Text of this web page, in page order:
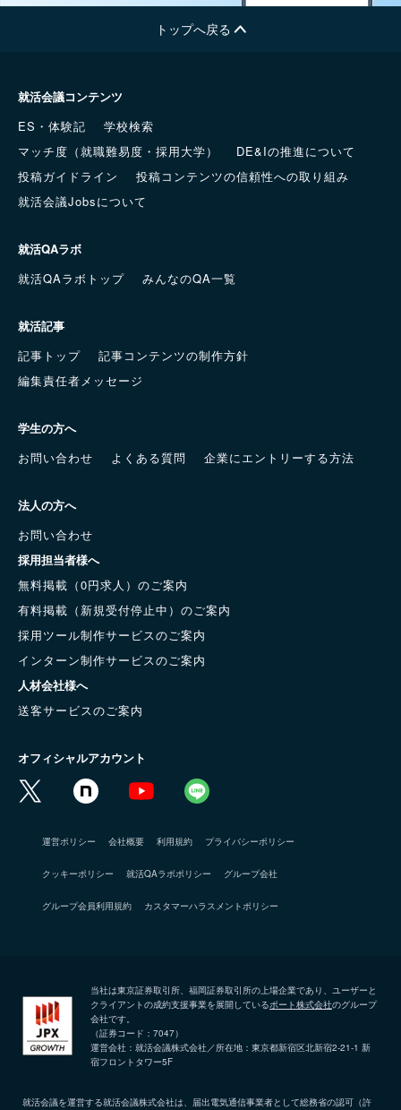
トップへ戻る
就活会議コンテンツ
ES・体験記
学校検索
マッチ度（就職難易度・採用大学）
DE&Iの推進について
投稿ガイドライン
投稿コンテンツの信頼性への取り組み
就活会議Jobsについて
就活QAラボ
就活QAラボトップ
みんなのQA一覧
就活記事
記事トップ
記事コンテンツの制作方針
編集責任者メッセージ
学生の方へ
お問い合わせ
よくある質問 企業にエントリーする方法
法人の方へ
お問い合わせ
採用担当者様へ
無料掲載（0円求人）のご案内
有料掲載（新規受付停止中）のご案内
採用ツール制作サービスのご案内
インターン制作サービスのご案内
人材会社様へ
送客サービスのご案内
オフィシャルアカウント
運営ポリシー 会社概要 利用規約 プライバシーポリシー
クッキーポリシー 就活QAラボポリシー グループ会社
グループ会員利用規約 カスタマーハラスメントポリシー
当社は東京証券取引所、福岡証券取引所の上場企業であり、ユーザーと
クライアントの成約支援事業を展開しているポート株式会社のグループ
会社です。
（証券コード：7047）
運営会社：就活会議株式会社／所在地：東京都新宿区北新宿2-21-1 新
宿フロントタワー5F
就活会議を運営する就活会議株式会社は、届出電気通信事業者として総務省の認可（許